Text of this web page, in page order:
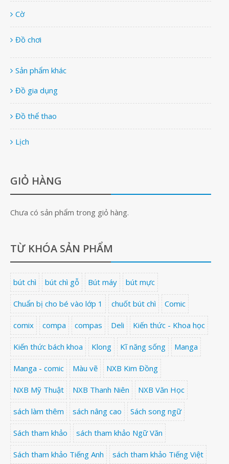
Cờ
Đồ chơi
Sản phẩm khác
Đồ gia dụng
Đồ thể thao
Lịch
GIỎ HÀNG
Chưa có sản phẩm trong giỏ hàng.
TỪ KHÓA SẢN PHẨM
bút chì bút chì gỗ Bút máy bút mực
Chuẩn bị cho bé vào lớp 1 chuốt bút chì Comic
comix compa compas Deli Kiến thức - Khoa học
Kiến thức bách khoa Klong Kĩ năng sống Manga
Manga - comic Màu vẽ NXB Kim Đồng
NXB Mỹ Thuật NXB Thanh Niên NXB Văn Học
sách làm thêm sách nâng cao Sách song ngữ
Sách tham khảo sách tham khảo Ngữ Văn
Sách tham khảo Tiếng Anh sách tham khảo Tiếng Việt